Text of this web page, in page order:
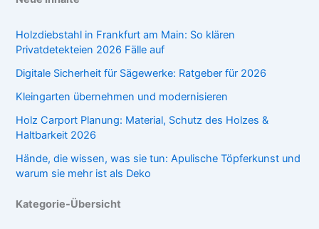
Holzdiebstahl in Frankfurt am Main: So klären
Privatdetekteien 2026 Fälle auf
Digitale Sicherheit für Sägewerke: Ratgeber für 2026
Kleingarten übernehmen und modernisieren
Holz Carport Planung: Material, Schutz des Holzes &
Haltbarkeit 2026
Hände, die wissen, was sie tun: Apulische Töpferkunst und
warum sie mehr ist als Deko
Kategorie-Übersicht